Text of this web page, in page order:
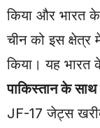
किया और भारत के
चीन को इस क्षेत्र
किया। यह भारत
पाकिस्तान के साथ
JF-17 जेट्स